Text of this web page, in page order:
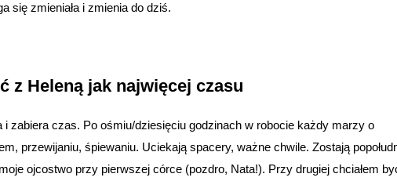
się zmieniała i zmienia do dziś.
z Heleną jak najwięcej czasu
zabiera czas. Po ośmiu/dziesięciu godzinach w robocie każdy marzy o
przewijaniu, śpiewaniu. Uciekają spacery, ważne chwile. Zostają
ojcostwo przy pierwszej córce (pozdro, Nata!). Przy drugiej chciałem